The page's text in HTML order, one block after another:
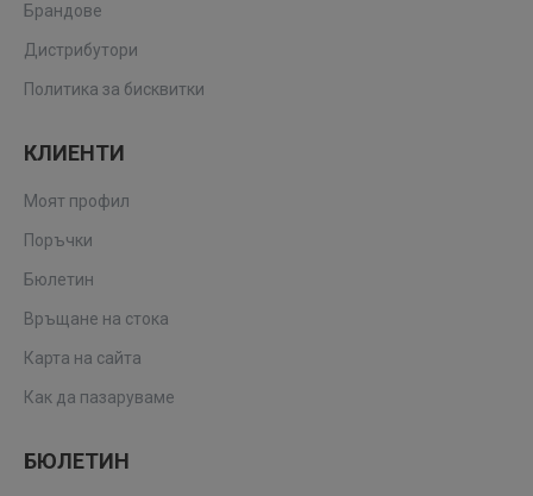
Брандове
Дистрибутори
Политика за бисквитки
КЛИЕНТИ
Моят профил
Поръчки
Бюлетин
Връщане на стока
Карта на сайта
Как да пазаруваме
БЮЛЕТИН